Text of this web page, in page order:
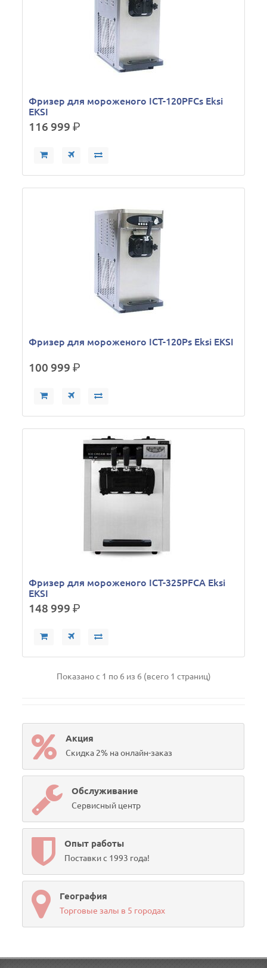
Фризер для мороженого ICT-120PFCs Eksi
EKSI
116 999р.
Фризер для мороженого ICT-120Ps Eksi EKSI
100 999р.
Фризер для мороженого ICT-325PFCA Eksi
EKSI
148 999р.
Показано с 1 по 6 из 6 (всего 1 страниц)
Акция
Скидка 2% на онлайн-заказ
Обслуживание
Сервисный центр
Опыт работы
Поставки с 1993 года!
География
Торговые залы в 5 городах